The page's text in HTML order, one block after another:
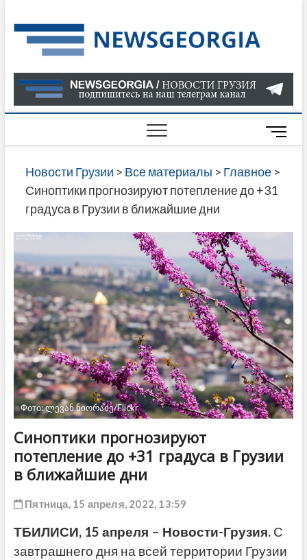
to
content
О
В
ГРУЗИИ
САЙТЕ
M
e
n
u
t
o
n
Новости Грузии > Все материалы > Главное>
Синоптики прогнозируют потепление до +31
градуса в Грузии в ближайшие дни
Фото: ლევან ნიორაძე/Flickr
Синоптики прогнозируют
потепление до +31 градуса в Грузии
в ближайшие дни
Пятница, 15 апреля, 2022, 13:59
ТБИЛИСИ, 15 апреля – Новости-Грузия.С
завтрашнего дня на всей территории Грузии